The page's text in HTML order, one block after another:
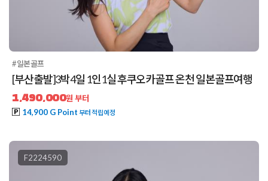
#일본골프
[부산출발]3박4일 1인1실 후쿠오카골프 온천 일본골프여행
1,490,000원 부터
14,900 G Point 부터 적립예정
F2224590